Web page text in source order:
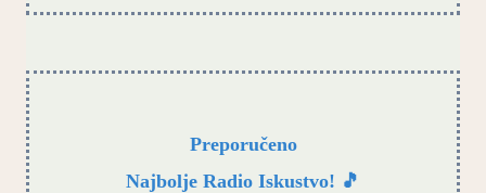
Preporučeno
Najbolje Radio Iskustvo! 🎵